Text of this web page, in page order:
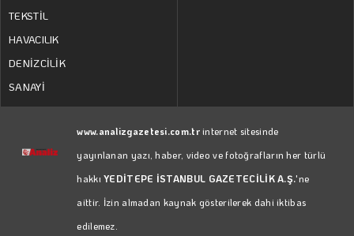
TEKSTİL
HAVACILIK
DENİZCİLİK
SANAYİ
www.analizgazetesi.com.trinternet sitesinde
yayınlanan yazı, haber, video ve fotoğrafların her türlü
hakkıYEDİTEPE İSTANBUL GAZETECİLİK A.Ş.'ne
aittir. İzin almadan kaynak gösterilerek dahi iktibas
edilemez.